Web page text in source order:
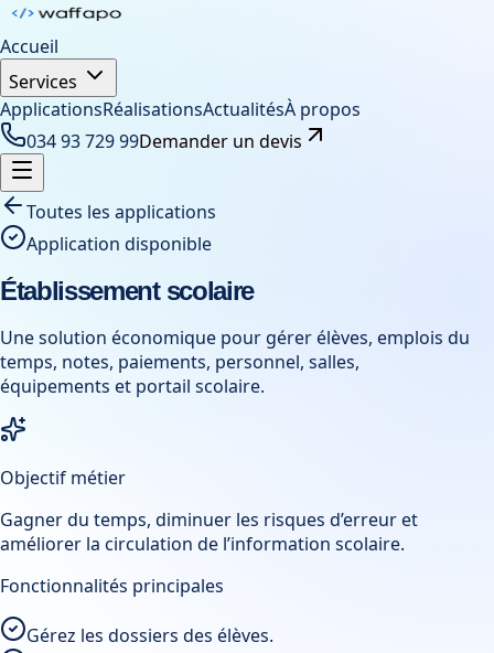
Accueil
Services
ApplicationsRéalisationsActualitésÀ propos
034 93 729 99Demander un devis
Toutes les applications
Application disponible
Établissement scolaire
Une solution économique pour gérer élèves, emplois du
temps, notes, paiements, personnel, salles,
équipements et portail scolaire.
Objectif métier
Gagner du temps, diminuer les risques d’erreur et
améliorer la circulation de l’information scolaire.
Fonctionnalités principales
Gérez les dossiers des élèves.